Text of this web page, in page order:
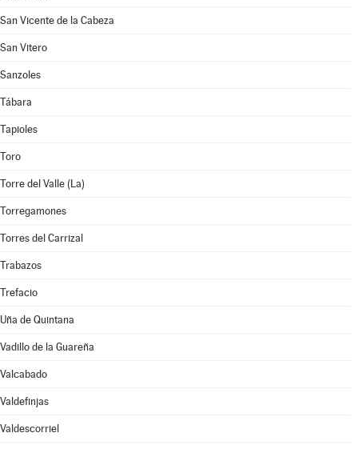
San Vicente de la Cabeza
San Vitero
Sanzoles
Tábara
Tapioles
Toro
Torre del Valle (La)
Torregamones
Torres del Carrizal
Trabazos
Trefacio
Uña de Quintana
Vadillo de la Guareña
Valcabado
Valdefinjas
Valdescorriel